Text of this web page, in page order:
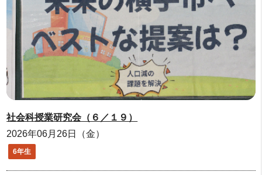
社会科授業研究会（６／１９）
2026年06月26日（金）
6年生